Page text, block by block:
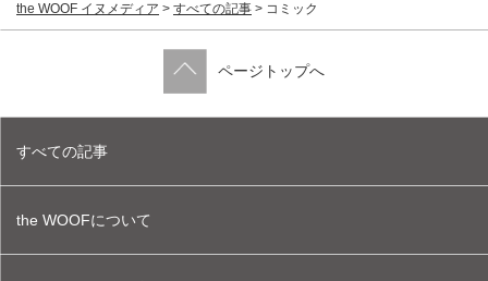
the WOOF イヌメディア > すべての記事 > コミック
ページトップへ
すべての記事
the WOOFについて